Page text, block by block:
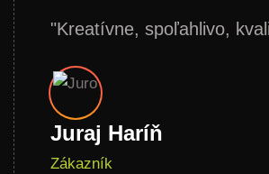
"Kreatívne, spoľahlivo,
Juraj Haríň
Zákazník